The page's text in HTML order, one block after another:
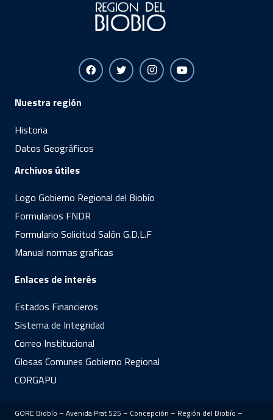
Nuestra región
Historia
Datos Geográficos
Archivos útiles
Logo Gobierno Regional del Biobío
Formularios FNDR
Formulario Solicitud Salón G.D.L.F
Manual normas graficas
Enlaces de interés
Estados Financieros
Sistema de Integridad
Correo Institucional
Glosas Comunes Gobierno Regional
CORGAPU
GORE Biobío – Avenida Prat 525 – Concepción – Región del Biobío –